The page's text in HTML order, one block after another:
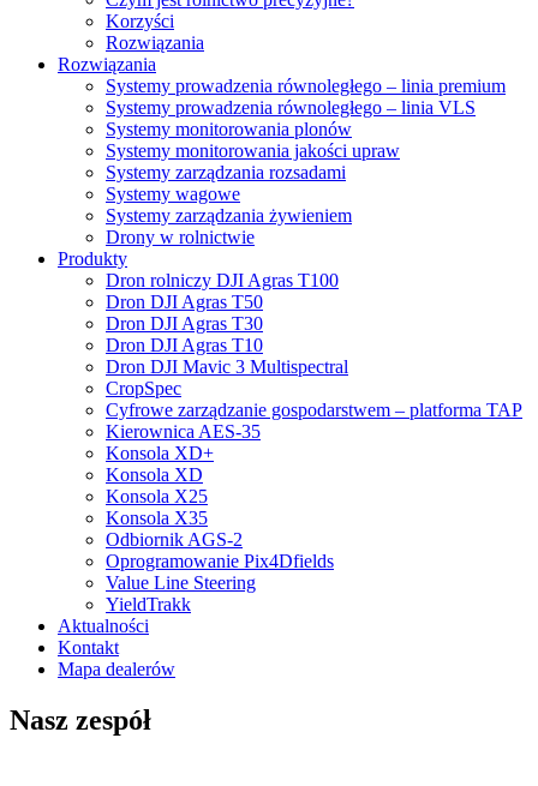
Korzyści
Rozwiązania
Rozwiązania
Systemy prowadzenia równoległego – linia premium
Systemy prowadzenia równoległego – linia VLS
Systemy monitorowania plonów
Systemy monitorowania jakości upraw
Systemy zarządzania rozsadami
Systemy wagowe
Systemy zarządzania żywieniem
Drony w rolnictwie
Produkty
Dron rolniczy DJI Agras T100
Dron DJI Agras T50
Dron DJI Agras T30
Dron DJI Agras T10
Dron DJI Mavic 3 Multispectral
CropSpec
Cyfrowe zarządzanie gospodarstwem – platforma TAP
Kierownica AES-35
Konsola XD+
Konsola XD
Konsola X25
Konsola X35
Odbiornik AGS-2
Oprogramowanie Pix4Dfields
Value Line Steering
YieldTrakk
Aktualności
Kontakt
Mapa dealerów
Nasz zespół